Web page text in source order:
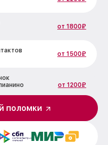
от 1800₽
от 1500₽
от 1200₽
от 1500₽
поломки